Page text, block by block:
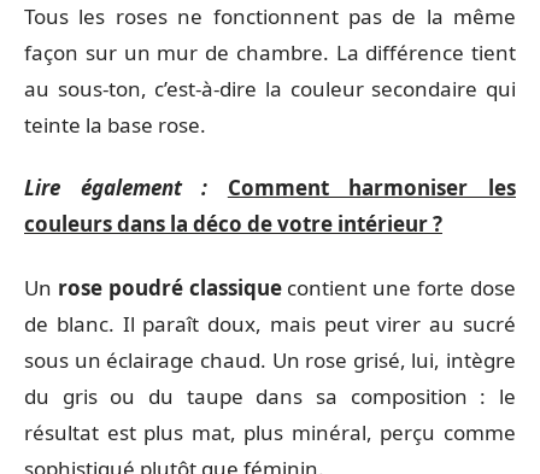
Tous les roses ne fonctionnent pas de la même
façon sur un mur de chambre. La différence tient
au sous-ton, c’est-à-dire la couleur secondaire qui
teinte la base rose.
Lire également :
Comment harmoniser les
couleurs dans la déco de votre intérieur ?
Un rose poudré classiquecontient une forte dose
de blanc. Il paraît doux, mais peut virer au sucré
sous un éclairage chaud. Un rose grisé, lui, intègre
du gris ou du taupe dans sa composition : le
résultat est plus mat, plus minéral, perçu comme
sophistiqué plutôt que féminin.